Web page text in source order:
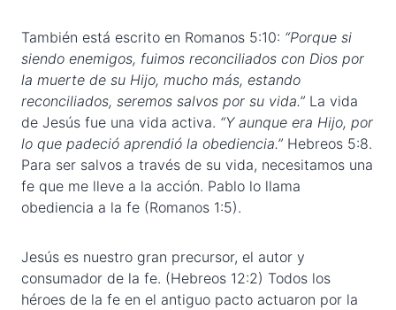
También está escrito en Romanos 5:10: “Porque si
siendo enemigos, fuimos reconciliados con Dios por
la muerte de su Hijo, mucho más, estando
reconciliados, seremos salvos por su vida.” La vida
de Jesús fue una vida activa. “Y aunque era Hijo, por
lo que padeció aprendió la obediencia.” Hebreos 5:8.
Para ser salvos a través de su vida, necesitamos una
fe que me lleve a la acción. Pablo lo llama
obediencia a la fe (Romanos 1:5).
Jesús es nuestro gran precursor, el autor y
consumador de la fe. (Hebreos 12:2) Todos los
héroes de la fe en el antiguo pacto actuaron por la